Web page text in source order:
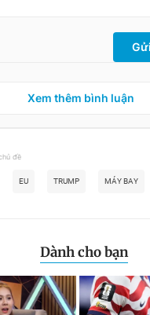
Xem thêm bình luận
đề
EU TRUMP MÁY BAY